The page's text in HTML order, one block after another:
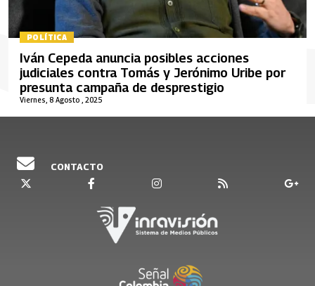
POLÍTICA
Viernes, 8 Agosto , 2025
Iván Cepeda anuncia posibles acciones
judiciales contra Tomás y Jerónimo Uribe por
presunta campaña de desprestigio
CONTACTO